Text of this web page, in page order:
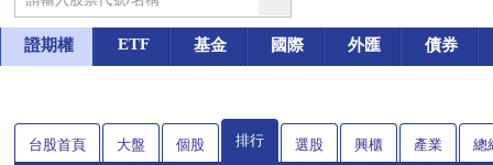
證期權 ETF 基金 國際 外匯 債券
台股首頁 大盤 個股 排行 選股 興櫃 產業 總